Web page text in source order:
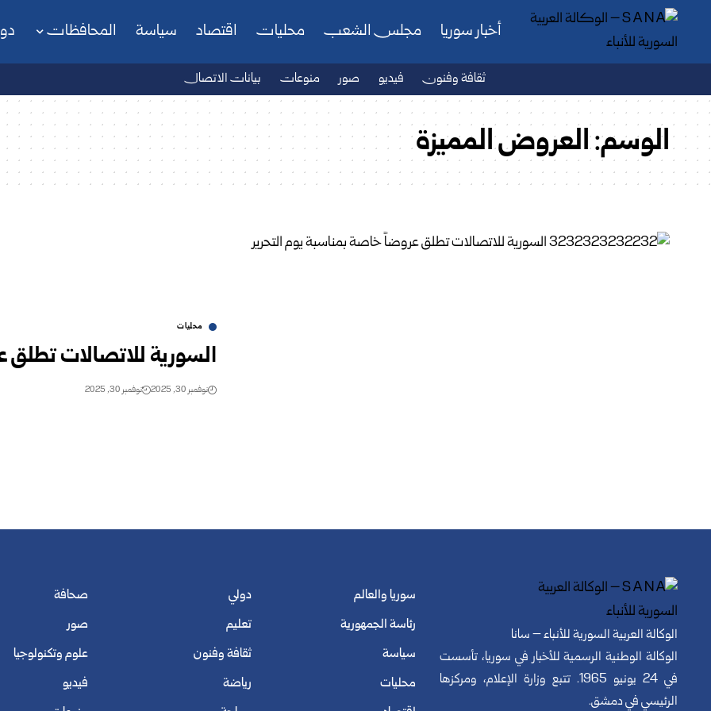
أخبار سوريا مجلس الشعب محليات اقتصاد سياسة المحافظات
ثقافة وفنون فيديو صور منوعات بيانات الاتصال
الوسم:العروض المميزة
محليات
السورية للاتصالات تطلق
نوفمبر 30, 2025 نوفمبر 30, 2025
الوكالة العربية السورية للأنباء – سانا
الوكالة الوطنية الرسمية للأخبار في سوريا، تأسست
في 24 يونيو 1965. تتبع وزارة الإعلام، ومركزها
الرئيسي في دمشق.
سوريا والعالم
رئاسة الجمهورية
سياسة
محليات
دولي
تعليم
ثقافة وفنون
رياضة
صحافة
صور
علوم وتكنولوجيا
فيديو